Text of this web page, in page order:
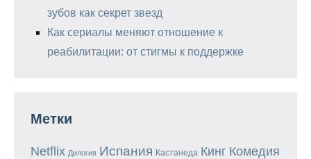
зубов как секрет звезд
Как сериалы меняют отношение к
реабилитации: от стигмы к поддержке
Метки
Netflix Дилогия Испания Кастанеда Кинг Комедия